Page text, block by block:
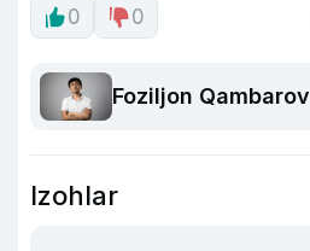
0 0
Foziljon Qambarov
Izohlar